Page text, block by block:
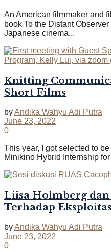
An American filmmaker and
book To the Distant
Japanese cinema...
Knitting
Short Films
byAndika Wahyu Adi Putra
June 23, 2022
0
This year, I got selected to
Minikino Hybrid Internship
Liisa Holmberg
Terhadap
byAndika Wahyu Adi Putra
June 23, 2022
0